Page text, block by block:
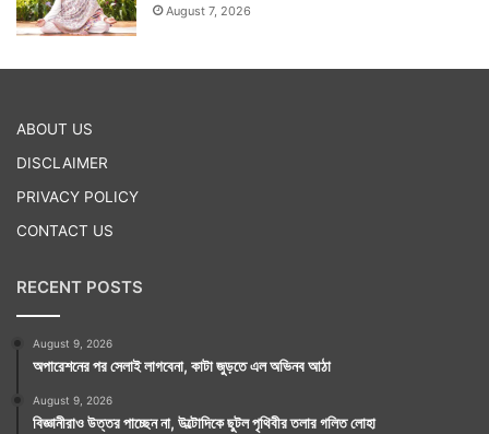
August 7, 2026
ABOUT US
DISCLAIMER
PRIVACY POLICY
CONTACT US
RECENT POSTS
August 9, 2026
অপারেশনের পর সেলাই লাগবেনা, কাটা জুড়তে এল অভিনব আঠা
August 9, 2026
বিজ্ঞানীরাও উত্তর পাচ্ছেন না, উল্টোদিকে ছুটল পৃথিবীর তলার গলিত লোহা